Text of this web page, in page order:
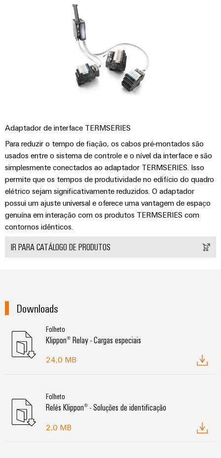
Adaptador de interface TERMSERIES
Para reduzir o tempo de fiação, os cabos pré-montados são
usados entre o sistema de controle e o nível da interface e são
simplesmente conectados ao adaptador TERMSERIES. Isso
permite que os tempos de produtividade no edifício do quadro
elétrico sejam significativamente reduzidos. O adaptador
possui um ajuste universal e oferece uma vantagem de espaço
genuína em interação com os produtos TERMSERIES com
contornos idênticos.
IR PARA CATÁLOGO DE PRODUTOS
Downloads
Folheto
Klippon® Relay - Cargas especiais
24,0 MB
Folheto
Relés Klippon® - Soluções de identificação
2,0 MB